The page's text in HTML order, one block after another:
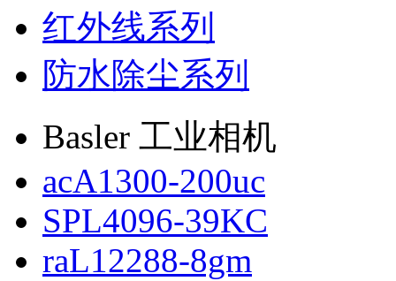
红外线系列
防水除尘系列
Basler 工业相机
acA1300-200uc
SPL4096-39KC
raL12288-8gm